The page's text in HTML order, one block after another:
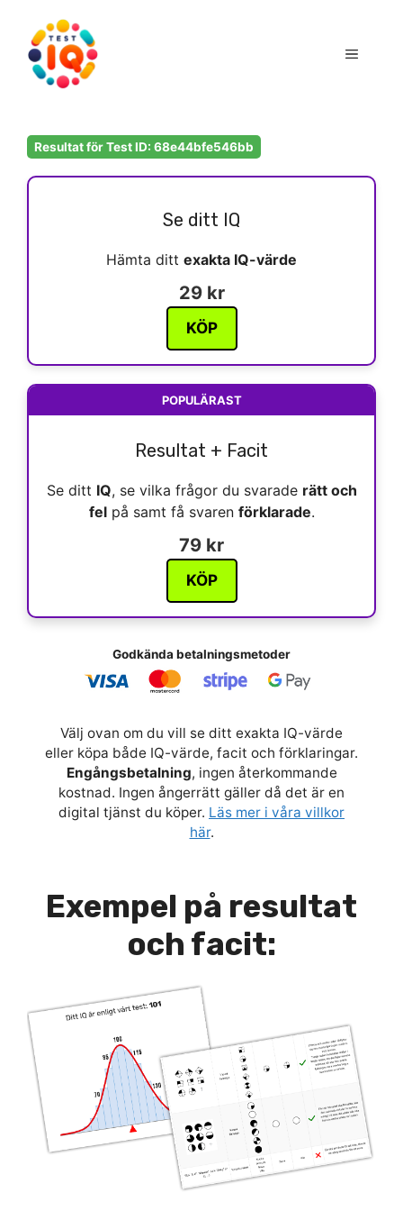
innehåll
Meny
Resultat för Test ID: 68e44bfe546bb
Se ditt IQ
Hämta ditt exakta IQ-värde
29 kr
KÖP
POPULÄRAST
Resultat + Facit
Se ditt IQ, se vilka frågor du svarade rätt och
felpå samt få svaren förklarade.
79 kr
KÖP
Godkända betalningsmetoder
Välj ovan om du vill se ditt exakta IQ-värde
eller köpa både IQ-värde, facit och förklaringar.
Engångsbetalning, ingen återkommande
kostnad. Ingen ångerrätt gäller då det är en
digital tjänst du köper. Läs mer i våra villkor
här.
Exempel på resultat
och facit: